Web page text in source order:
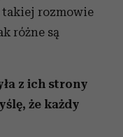
takiej rozmowie
różne są
z ich strony
że każdy